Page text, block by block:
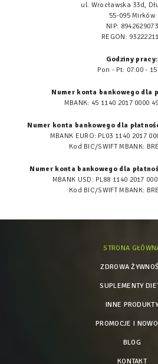
ul. Wrocławska 33d,
55-095 Mirków
NIP: 8942629073
REGON:
Godziny pracy:
Pon - Pt: 07:00 -
Numer konta bankowego dla
MBANK: 45 1140 2017 0000
Numer konta bankowego dla
MBANK EURO: PL03 1140 2017
Kod BIC/SWIFT MBANK:
Numer konta bankowego dla
MBANK USD: PL88 1140 2017
Kod BIC/SWIFT MBANK:
STRONA
ZDROWA
SUPLEMENTY
INNE
PROMOCJE I
BLOG
KONTAKT